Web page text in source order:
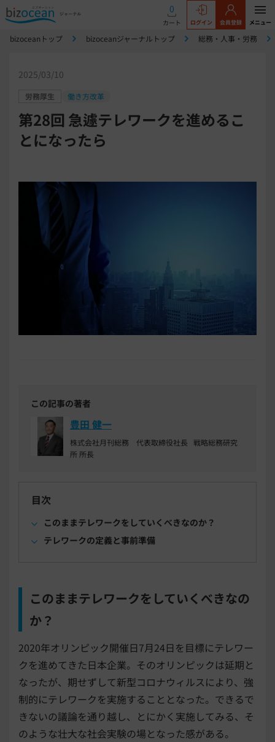
0
カート ログイン 会員登録 メニュー
bizoceanトップ bizoceanジャーナルトップ 総務・人事・労務
2025/03/10
労務厚生 働き方改革
第28回 急遽テレワークを進めるこ
とになったら
この記事の著者
豊田 健一
株式会社月刊総務 代表取締役社長 戦略総務研究
所 所長
目次
このままテレワークをしていくべきなのか？
テレワークの定義と事前準備
このままテレワークをしていくべきなの
か？
2020年オリンピック開催日7月24日を目標にテレワー
クを進めてきた日本企業。そのオリンピックは延期と
なったが、期せずして新型コロナウィルスにより、強
制的にテレワークを実施することとなった。できるで
きないの議論を通り越し、とにかく実施してみる、そ
のような壮大な社会実験の場となった感がある。